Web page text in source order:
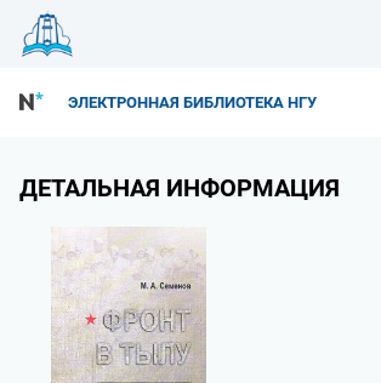
ЭЛЕКТРОННАЯ БИБЛИОТЕКА НГУ
ДЕТАЛЬНАЯ ИНФОРМАЦИЯ